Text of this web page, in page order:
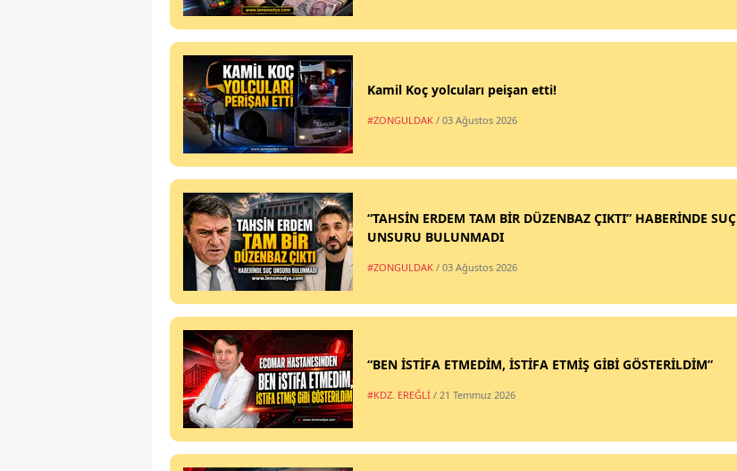
Kamil Koç yolcuları peişan etti!
#ZONGULDAK / 03 Ağustos 2026
“TAHSİN ERDEM TAM BİR DÜZENBAZ ÇIKTI” HABERİNDE SUÇ
UNSURU BULUNMADI
#ZONGULDAK / 03 Ağustos 2026
“BEN İSTİFA ETMEDİM, İSTİFA ETMİŞ GİBİ GÖSTERİLDİM”
#KDZ. EREĞLİ / 21 Temmuz 2026